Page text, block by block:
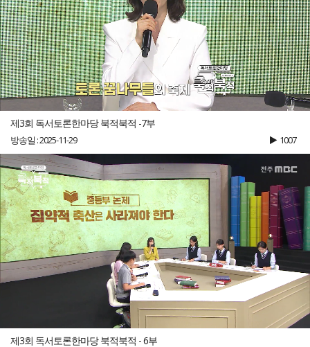
제3회 독서토론한마당 북적북적 -7부
방송일 : 2025-11-29 1007
제3회 독서토론한마당 북적북적 - 6부